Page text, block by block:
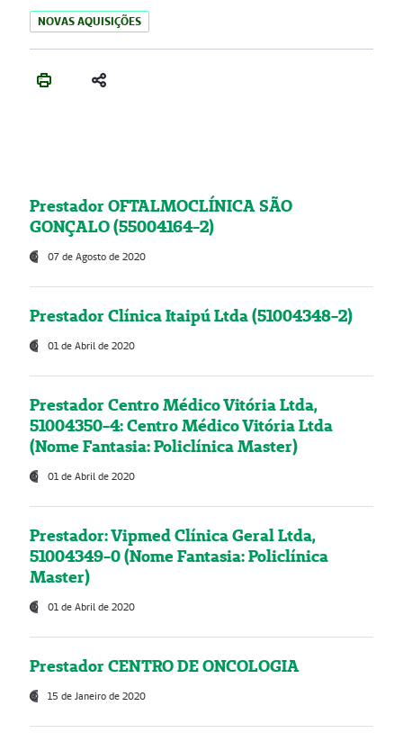
NOVAS AQUISIÇÕES
Prestador OFTALMOCLÍNICA SÃO
GONÇALO (55004164-2)
07 de Agosto de 2020
Prestador Clínica Itaipú Ltda (51004348-2)
01 de Abril de 2020
Prestador Centro Médico Vitória Ltda,
51004350-4: Centro Médico Vitória Ltda
(Nome Fantasia: Policlínica Master)
01 de Abril de 2020
Prestador: Vipmed Clínica Geral Ltda,
51004349-0 (Nome Fantasia: Policlínica
Master)
01 de Abril de 2020
Prestador CENTRO DE ONCOLOGIA
15 de Janeiro de 2020